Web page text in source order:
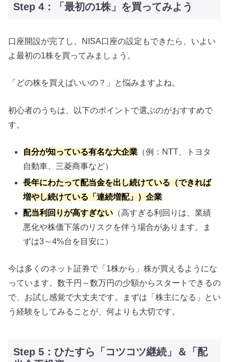
Step 4：「最初の1株」を買ってみよう
口座開設が完了し、NISA口座の設定もできたら、いよい
よ最初の1株を買ってみましょう。
「どの株を買えばいいの？」と悩みますよね。
初心者のうちは、以下のポイントで選ぶのがおすすめで
す。
自分が知っている有名な大企業 （例：NTT、トヨタ
自動車、三菱商事など）
長年にわたって配当金を出し続けている（できれば
増やし続けている「連続増配」）企業
配当利回りが高すぎない （高すぎる利回りは、業績
悪化や株価下落のリスクを伴う場合があります。ま
ずは3～4%台を目安に）
今は多くのネット証券で「1株から」株が買えるようにな
っています。数千円～数万円の少額からスタートできるの
で、お試し感覚で大丈夫です。まずは「株主になる」とい
う経験をしてみることが、何よりも大切です。
Step 5：ひたすら「コツコツ継続」＆「配